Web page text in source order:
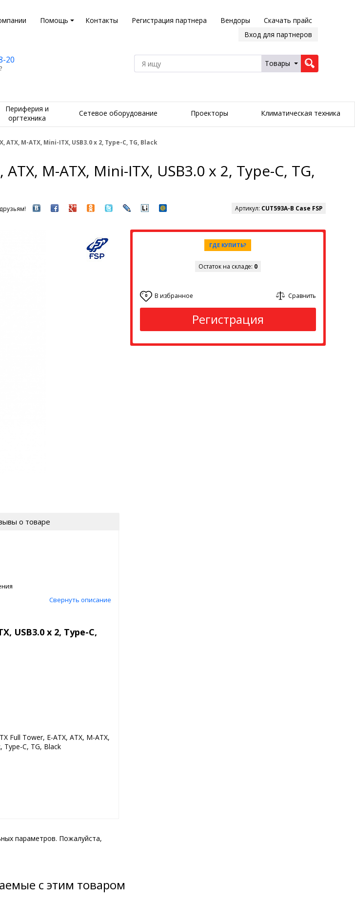
Помощь Контакты Регистрация партнера Вендоры
Скачать прайс
Вход для партнеров
20 Товары
Периферия и
оргтехника
Сетевое оборудование Проекторы Климатическая техника
ATX, M-ATX, Mini-ITX, USB3.0 x 2, Type-C, TG, Black
M-ATX, Mini-ITX, USB3.0 x 2, Type-C, TG,
Артикул: CUT593A-B Case FSP
ГДЕ КУПИТЬ?
Остаток на складе: 0
0 В избранное Сравнить
Регистрация
о товаре
Свернуть описание
USB3.0 x 2, Type-C,
Full Tower, E-ATX, ATX, M-ATX,
Type-C, TG, Black
параметров. Пожалуйста,
с этим товаром